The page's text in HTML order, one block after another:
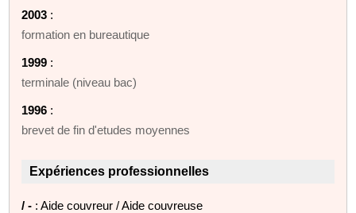
2003 :
formation en bureautique
1999 :
terminale (niveau bac)
1996 :
brevet de fin d'etudes moyennes
Expériences professionnelles
/ - : Aide couvreur / Aide couvreuse